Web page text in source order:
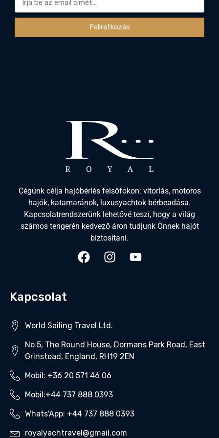
Feliratkozás
Cégünk célja hajóbérlés felsőfokon: vitorlás, motoros
hajók, katamaránok, luxusyachtok bérbeadása.
Kapcsolatrendszerünk lehetővé teszi, hogy a világ
számos tengerén kedvező áron tudjunk Önnek hajót
biztosítani.
Kapcsolat
World Sailing Travel Ltd.
No 5, The Round House, Dormans Park Road, East
Grinstead, England, RH19 2EN
Mobil: +36 20 571 46 06‬
Mobil:+44 737 888 0393‬
Whats'App: +44 737 888 0393‬
royalyachtravel@gmail.com